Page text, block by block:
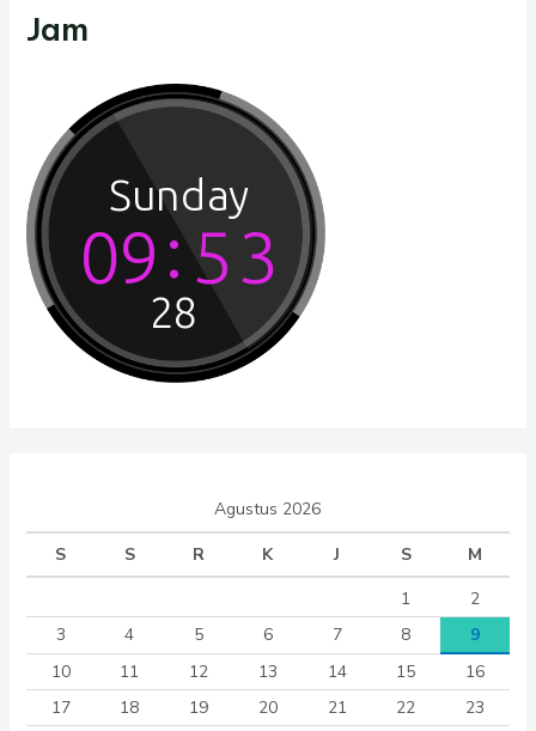
Jam
Agustus 2026
S
S R K J S
M
1
2
3
4 5 6 7 8
9
10
11 12 13 14 15
16
17
18 19 20 21 22
23